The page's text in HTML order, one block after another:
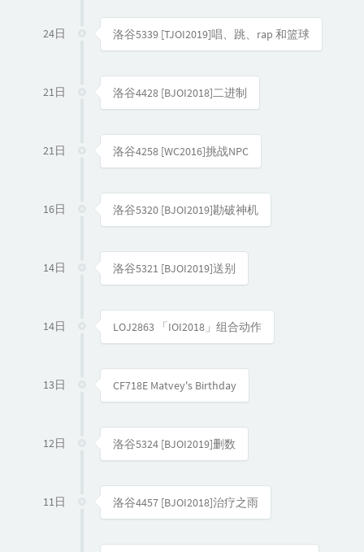
24日 洛谷5339 [TJOI2019]唱、跳、rap 和篮球
21日 洛谷4428 [BJOI2018]二进制
21日 洛谷4258 [WC2016]挑战NPC
16日 洛谷5320 [BJOI2019]勘破神机
14日 洛谷5321 [BJOI2019]送别
14日 LOJ2863 「IOI2018」组合动作
13日 CF718E Matvey's Birthday
12日 洛谷5324 [BJOI2019]删数
11日 洛谷4457 [BJOI2018]治疗之雨